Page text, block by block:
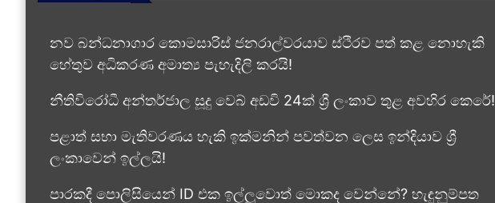
නව බන්ධනාගාර කොමසාරිස් ජනරාල්වරයාව ස්ථිරව පත් කළ නොහැකි
හේතුව අධිකරණ අමාත්‍ය පැහැදිලි කරයි!
නීතිවිරෝධී අන්තර්ජාල සූදු වෙබ් අඩවි 24ක් ශ්‍රී ලංකාව තුළ අවහිර කෙරේ!
පළාත් සභා මැතිවරණය හැකි ඉක්මනින් පවත්වන ලෙස ඉන්දියාව ශ්‍රී
ලංකාවෙන් ඉල්ලයි!
පාරකදී පොලිසියෙන් ID එක ඉල්ලුවොත් මොකද වෙන්නේ? හැඳුනුම්පත